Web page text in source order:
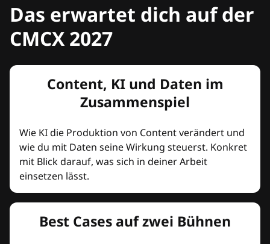
Das erwartet dich auf der
CMCX 2027
Content, KI und Daten im
Zusammenspiel
Wie KI die Produktion von Content verändert und
wie du mit Daten seine Wirkung steuerst. Konkret
mit Blick darauf, was sich in deiner Arbeit
einsetzen lässt.
Best Cases auf zwei Bühnen